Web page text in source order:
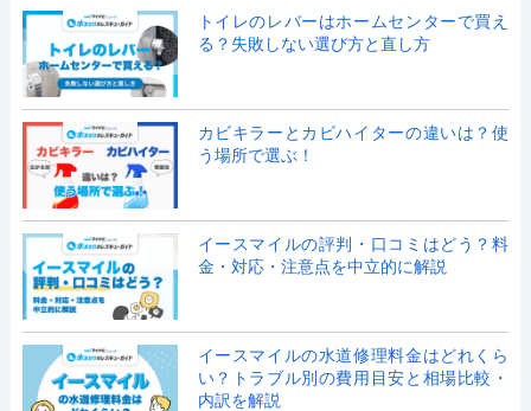
トイレのレバーはホームセンターで買え
る？失敗しない選び方と直し方
カビキラーとカビハイターの違いは？使
う場所で選ぶ！
イースマイルの評判・口コミはどう？料
金・対応・注意点を中立的に解説
イースマイルの水道修理料金はどれくら
い？トラブル別の費用目安と相場比較・
内訳を解説